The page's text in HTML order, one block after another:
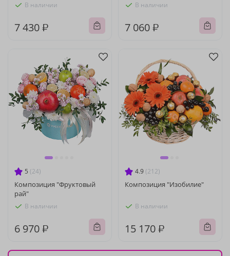
В наличии
7 430 ₽
В наличии
7 060 ₽
5 (24)
Композиция "Фруктовый
рай"
В наличии
6 970 ₽
4.9 (212)
Композиция "Изобилие"
В наличии
15 170 ₽